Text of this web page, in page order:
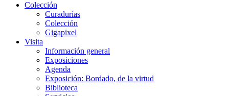
Colección
Curadurías
Colección
Gigapixel
Visita
Información general
Exposiciones
Agenda
Exposición: Bordado, de la virtud
Biblioteca